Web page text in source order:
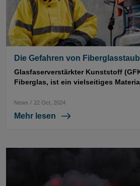
Die Gefahren von
Glasfaserverstärkter Kunststoff
Fiberglas, ist ein vielseitiges
News / 22 Oct, 2024
Mehr lesen